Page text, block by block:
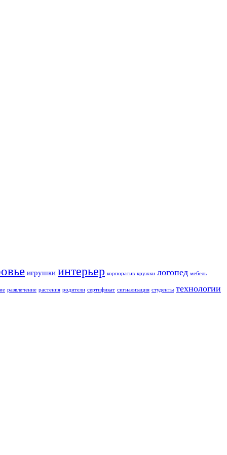
игрушки интерьер корпоратив кружки логопед мебель
развлечение растения родители сертификат сигнализация студенты технологии